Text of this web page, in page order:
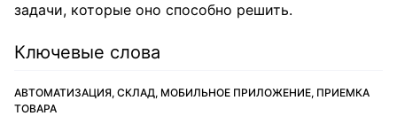
задачи, которые оно способно решить.
Ключевые слова
АВТОМАТИЗАЦИЯ, СКЛАД, МОБИЛЬНОЕ ПРИЛОЖЕНИЕ, ПРИЕМКА
ТОВАРА